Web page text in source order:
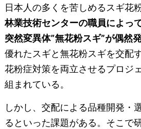
日本人の多くを苦しめるスギ花粉
林業技術センターの職員によっ
突然変異体”無花粉スギ”が偶然
優れたスギと無花粉スギを交配
花粉症対策を両立させるプロジ
組まれている。
しかし、交配による品種開発・
るといった課題がある。そこで